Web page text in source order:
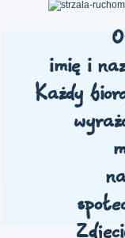
imię i
Każdy